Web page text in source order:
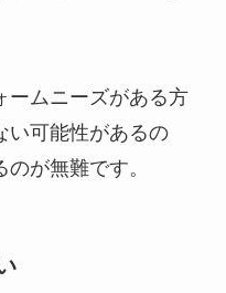
ームニーズがある方
い可能性があるの
が無難です。